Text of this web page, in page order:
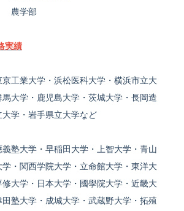
学部
実績
京工業大学・浜松医科大学・横浜市立大
大学・鹿児島大学・茨城大学・長岡造
学・岩手県立大学など
義塾大学・早稲田大学・上智大学・青山
・関西学院大学・立命館大学・東洋大
大学・日本大学・國學院大学・近畿大
塾大学・成城大学・武蔵野大学・拓殖